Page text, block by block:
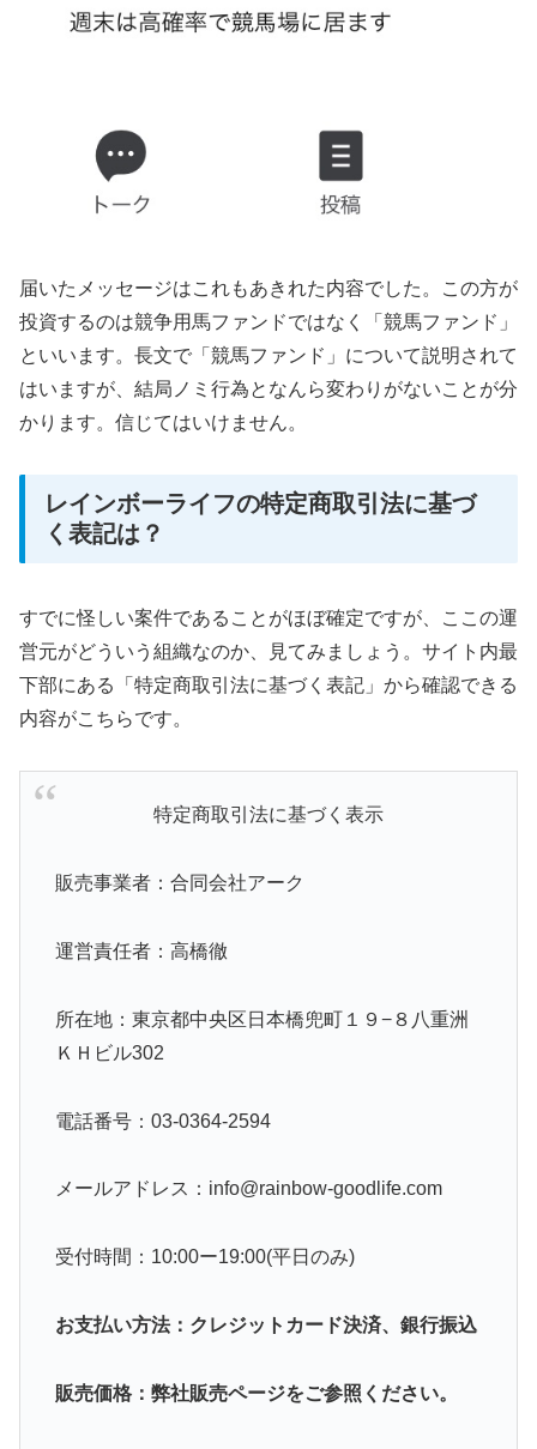
届いたメッセージはこれもあきれた内容でした。この方が
投資するのは競争用馬ファンドではなく「競馬ファンド」
といいます。長文で「競馬ファンド」について説明されて
はいますが、結局ノミ行為となんら変わりがないことが分
かります。信じてはいけません。
レインボーライフの特定商取引法に基づ
く表記は？
すでに怪しい案件であることがほぼ確定ですが、ここの運
営元がどういう組織なのか、見てみましょう。サイト内最
下部にある「特定商取引法に基づく表記」から確認できる
内容がこちらです。
特定商取引法に基づく表示
販売事業者：合同会社アーク
運営責任者：高橋徹
所在地：東京都中央区日本橋兜町１９−８八重洲
ＫＨビル302
電話番号：03-0364-2594
メールアドレス：info@rainbow-goodlife.com
受付時間：10:00ー19:00(平日のみ)
お支払い方法：クレジットカード決済、銀行振込
販売価格：弊社販売ページをご参照ください。